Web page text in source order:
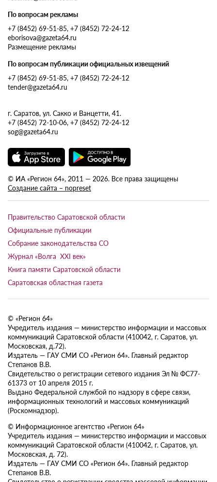
По вопросам рекламы
+7 (8452) 69-51-85, +7 (8452) 72-24-12
eborisova@gazeta64.ru
Размещение рекламы
По вопросам публикации официальных извещений
+7 (8452) 69-51-85, +7 (8452) 72-24-12
tender@gazeta64.ru
г. Саратов, ул. Сакко и Ванцетти, 41.
+7 (8452) 72-10-06, +7 (8452) 72-24-12
sog@gazeta64.ru
© ИА «Регион 64», 2011 — 2026. Все права защищены
Создание сайта – nopreset
Правительство Саратовской области
Официальные публикации
Собрание законодательства СО
Журнал «Волга XXI век»
Книга памяти Саратовской области
Саратовская областная газета
© «Регион 64»
Учредитель издания — министерство информации и массовых
коммуникаций Саратовской области (410042, г. Саратов, ул.
Московская, д.72).
Издатель — ГАУ СМИ СО «Регион 64». Главный редактор
Степанов В.В.
Свидетельство о регистрации сетевого издания Эл № ФС77-
61373 от 10 апреля 2015 г.
Выдано Федеральной службой по надзору в сфере связи,
информационных технологий и массовых коммуникаций
(Роскомнадзор).
© Информационное агентство «Регион 64»
Учредитель издания — министерство информации и массовых
коммуникаций Саратовской области (410042, г. Саратов, ул.
Московская, д. 72).
Издатель — ГАУ СМИ СО «Регион 64». Главный редактор
Степанов В.В.